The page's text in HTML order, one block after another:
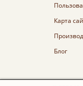
Карта
Блог